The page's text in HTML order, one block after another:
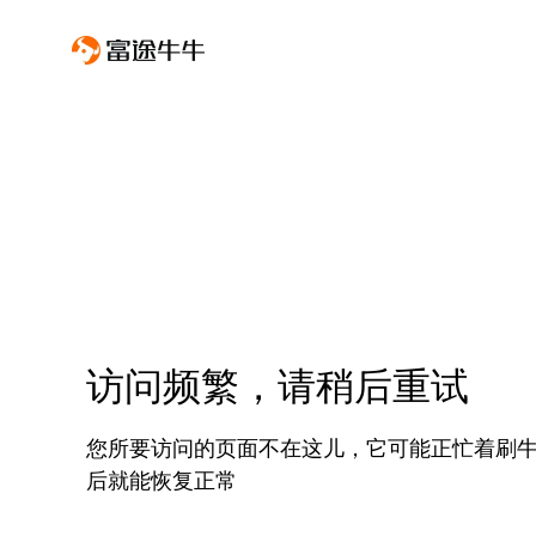
访问频繁，请稍后重试
您所要访问的页面不在这儿，它可能正忙着刷
后就能恢复正常